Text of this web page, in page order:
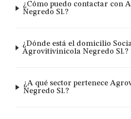
¿Cómo puedo contactar con
Negredo Sl.?
¿Dónde está el domicilio
Agrovitivinicola Negredo Sl.?
¿A qué sector pertenece
Negredo Sl.?